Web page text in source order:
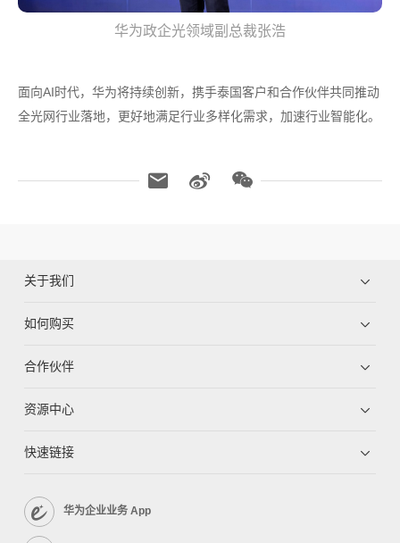
华为政企光领域副总裁张浩
面向AI时代，华为将持续创新，携手泰国客户和合作伙伴共同推动
全光网行业落地，更好地满足行业多样化需求，加速行业智能化。
关于我们
如何购买
合作伙伴
资源中心
快速链接
华为企业业务 App